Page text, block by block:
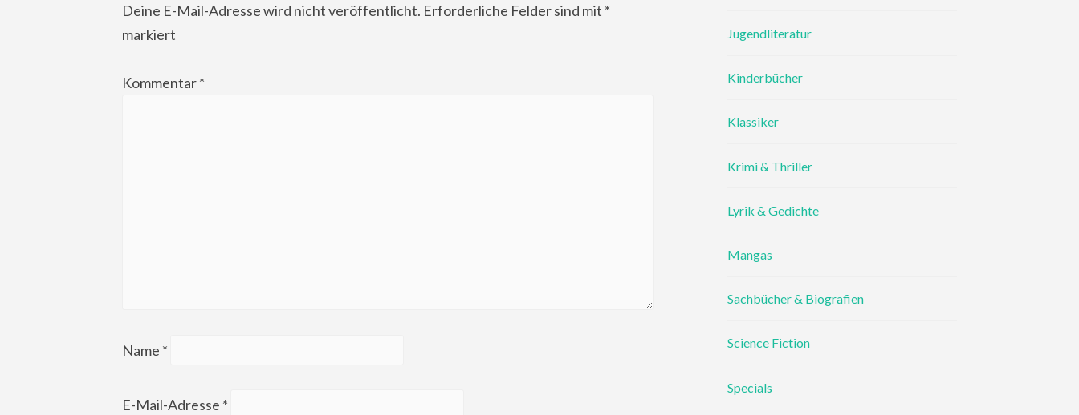
Deine E-Mail-Adresse wird nicht veröffentlicht. Erforderliche Felder sind mit *
markiert
Kommentar*
Name *
E-Mail-Adresse *
Jugendliteratur
Kinderbücher
Klassiker
Krimi & Thriller
Lyrik & Gedichte
Mangas
Sachbücher & Biografien
Science Fiction
Specials